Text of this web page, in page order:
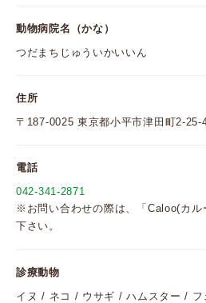
動物病院名（かな）
つだまちじゅういかいいん
住所
〒187-0025 東京都小平市津田町2-25-
電話
042-341-2871
※お問い合わせの際は、「Caloo(カル
下さい。
診療動物
イヌ / ネコ / ウサギ / ハムスター / フ